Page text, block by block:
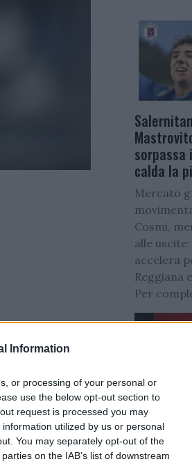
Information
or processing of your personal or
use the below opt-out section to
request is processed you may
utilized by us or personal
You may separately opt-out of the
on the IAB’s list of downstream
sorpassa
calda la
Mercato
Cosmi,
alle
accelera
Reggiana
Per